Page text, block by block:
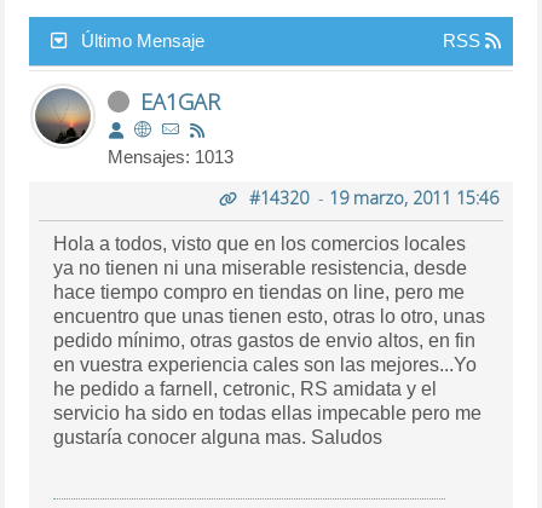
Último Mensaje RSS
EA1GAR
Mensajes: 1013
#14320- 19 marzo, 2011 15:46
Hola a todos, visto que en los comercios locales
ya no tienen ni una miserable resistencia, desde
hace tiempo compro en tiendas on line, pero me
encuentro que unas tienen esto, otras lo otro, unas
pedido mínimo, otras gastos de envio altos, en fin
en vuestra experiencia cales son las mejores...Yo
he pedido a farnell, cetronic, RS amidata y el
servicio ha sido en todas ellas impecable pero me
gustaría conocer alguna mas. Saludos